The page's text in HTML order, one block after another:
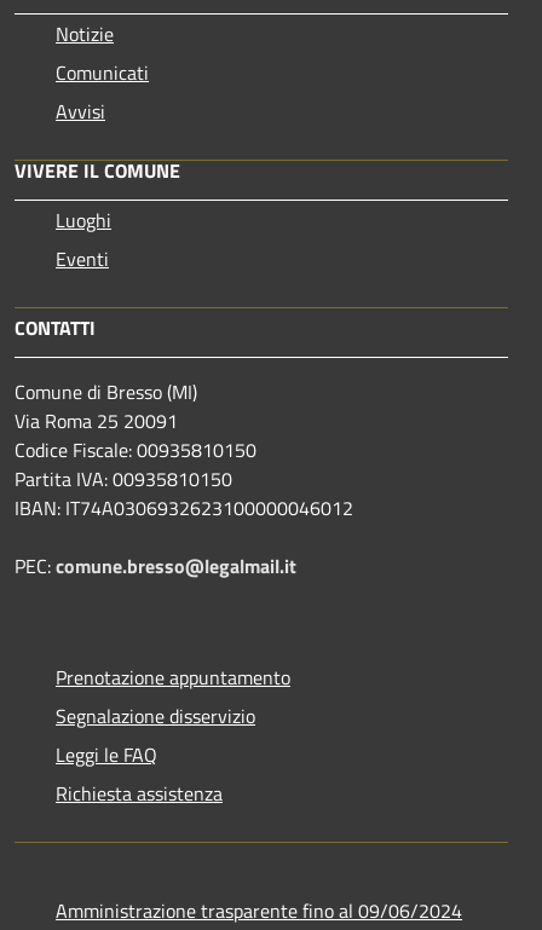
Notizie
Comunicati
Avvisi
VIVERE IL COMUNE
Luoghi
Eventi
CONTATTI
Comune di Bresso (MI)
Via Roma 25 20091
Codice Fiscale: 00935810150
Partita IVA: 00935810150
IBAN: IT74A0306932623100000046012
PEC:comune.bresso@legalmail.it
Prenotazione appuntamento
Segnalazione disservizio
Leggi le FAQ
Richiesta assistenza
Amministrazione trasparente fino al 09/06/2024